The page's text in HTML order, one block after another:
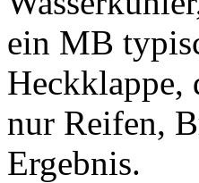
ein MB
Heckklappe,
nur Reifen,
Ergebnis.